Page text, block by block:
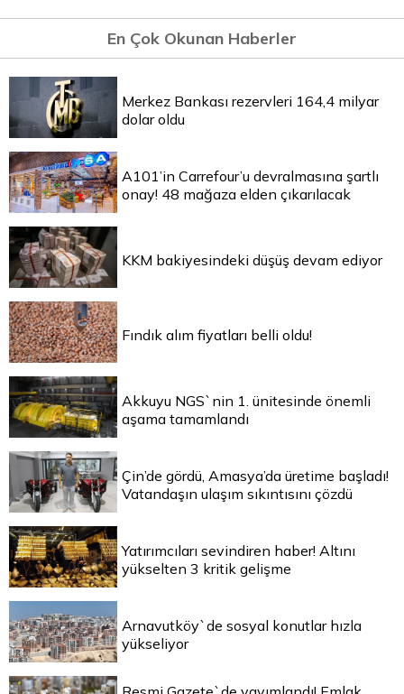
En Çok Okunan Haberler
Merkez Bankası rezervleri 164,4 milyar
dolar oldu
A101’in Carrefour’u devralmasına şartlı
onay! 48 mağaza elden çıkarılacak
KKM bakiyesindeki düşüş devam ediyor
Fındık alım fiyatları belli oldu!
Akkuyu NGS`nin 1. ünitesinde önemli
aşama tamamlandı
Çin’de gördü, Amasya’da üretime başladı!
Vatandaşın ulaşım sıkıntısını çözdü
Yatırımcıları sevindiren haber! Altını
yükselten 3 kritik gelişme
Arnavutköy`de sosyal konutlar hızla
yükseliyor